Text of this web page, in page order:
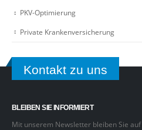
PKV-Optimierung
Private Krankenversicherung
Kontakt zu uns
BLEIBEN SIE INFORMIERT
Mit unserem Newsletter bleiben Sie